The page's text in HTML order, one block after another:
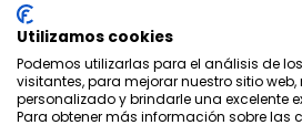
Calle Vitoria, 258, NAVE 16, 09007
+34 947 24 00 03
info@bikextrem.com
Utilizamos cookies
Podemos utilizarlas para el análisis de
visitantes, para mejorar nuestro sitio
personalizado y brindarle una excelente
Para obtener más información sobre las